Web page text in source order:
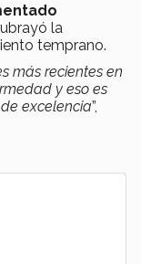
la
temprano.
más recientes en
y eso es
excelencia”,